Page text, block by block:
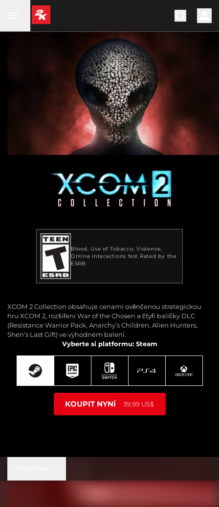
Blood Use of Tobacco Violence
Online Interactions Not Rated by the
ESRB
XCOM 2 Collection obsahuje cenami ověnčenou strategickou
hru XCOM 2, rozšíření War of the Chosen a čtyři balíčky DLC
(Resistance Warrior Pack, Anarchy’s Children, Alien Hunters,
Shen’s Last Gift) ve výhodném balení.
Vyberte si platformu: Steam
KOUPIT NYNÍ 39,99 US$